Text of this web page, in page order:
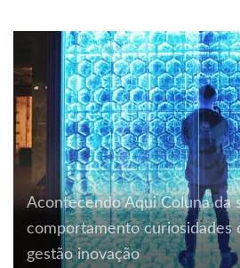
Acontecendo Aqui Coluna da
comportamento curiosidades
gestão inovação